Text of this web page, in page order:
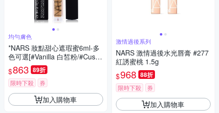
均勻膚色
*NARS 妝點甜心遮瑕蜜6ml-多
色可選[#Vanilla 白皙粉/#Custa
rd 自然偏黃/#Creme Brulee 白
皙嫩粉]國際航空版
$863 89折
限時下殺 券
加入購物車
激情過後系列
NARS 激情過後水光唇膏 #277
紅誘蜜桃 1.5g
$968 88折
限時下殺 券
加入購物車